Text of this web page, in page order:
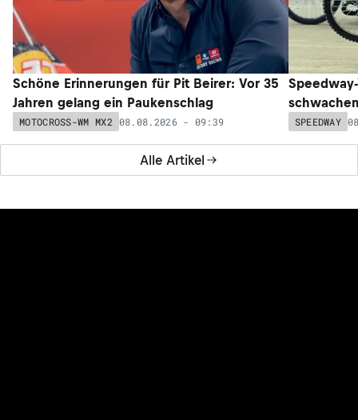
Alle Artikel
Schöne Erinnerungen für Pit Beirer: Vor 35
Jahren gelang ein Paukenschlag
MOTOCROSS-WM MX2 08.08.2026 - 09:39 SPEEDWAY